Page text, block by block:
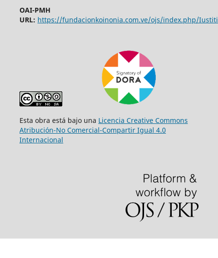
OAI-PMH
URL: https://fundacionkoinonia.com.ve/ojs/index.php/
Esta obra está bajo una Licencia Creative Commons
Atribución-No Comercial-Compartir Igual 4.0
Internacional